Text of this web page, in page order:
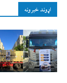
اړوند خبرونه